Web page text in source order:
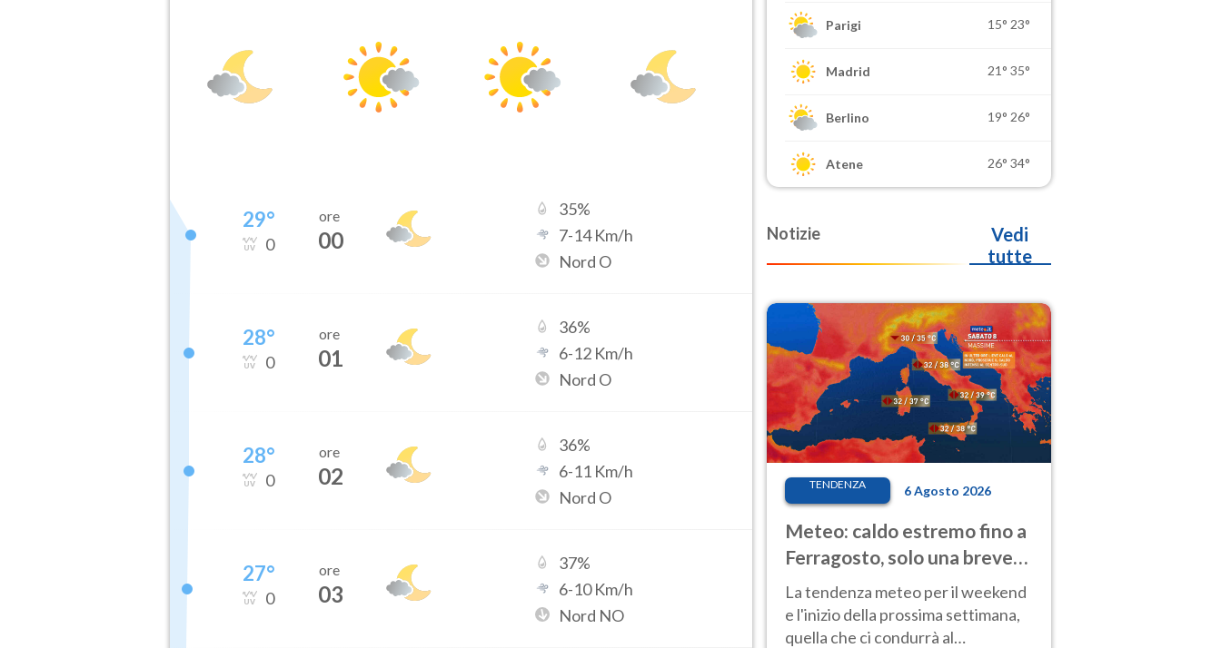
29°
0
ore
00
35%
7-14Km/h
Nord O
28°
0
ore
01
36%
6-12 Km/h
Nord O
28°
0
ore
02
36%
6-11 Km/h
Nord O
27°
0
ore
03
37%
6-10Km/h
Nord NO
Parigi 15° 23°
Madrid 21° 35°
Berlino 19° 26°
Atene 26° 34°
Notizie
Vedi
tutte
TENDENZA 6 Agosto 2026
Meteo: caldo estremo fino a
Ferragosto, solo una breve
pausa. Ecco dove
La tendenza meteo per il weekend
e l'inizio della prossima settimana,
quella che ci condurrà al